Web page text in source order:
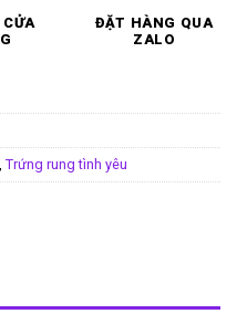
ĐẶT HÀNG QUA
ZALO
Trứng rung tình yêu